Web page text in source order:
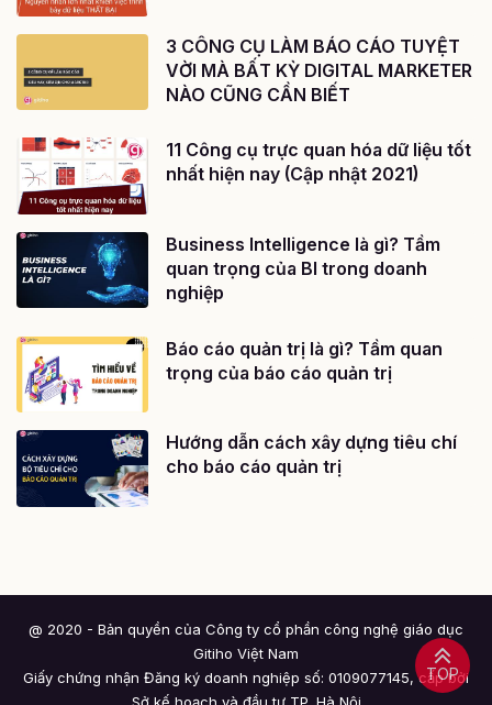
3 CÔNG CỤ LÀM BÁO CÁO TUYỆT
VỜI MÀ BẤT KỲ DIGITAL MARKETER
NÀO CŨNG CẦN BIẾT
11 Công cụ trực quan hóa dữ liệu tốt
nhất hiện nay (Cập nhật 2021)
Business Intelligence là gì? Tầm
quan trọng của BI trong doanh
nghiệp
Báo cáo quản trị là gì? Tầm quan
trọng của báo cáo quản trị
Hướng dẫn cách xây dựng tiêu chí
cho báo cáo quản trị
TOP
@ 2020 - Bản quyền của Công ty cổ phần công nghệ giáo dục
Gitiho Việt Nam
Giấy chứng nhận Đăng ký doanh nghiệp số: 0109077145, cấp bởi